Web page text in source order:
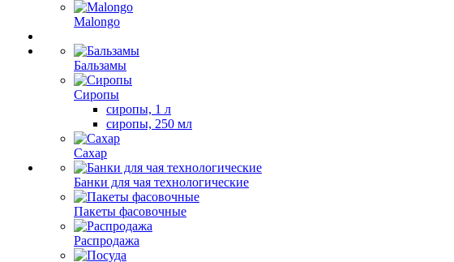
Malongo
Бальзамы
Сиропы
сиропы, 1 л
сиропы, 250 мл
Сахар
Банки для чая технологические
Пакеты фасовочные
Распродажа